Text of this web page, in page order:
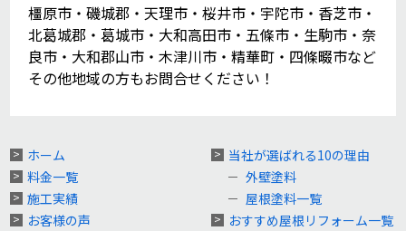
橿原市・磯城郡・天理市・桜井市・宇陀市・香芝市・
北葛城郡・葛城市・大和高田市・五條市・生駒市・奈
良市・大和郡山市・木津川市・精華町・四條畷市など
その他地域の方もお問合せください！
ホーム
料金一覧
施工実績
お客様の声
当社が選ばれる10の理由
外壁塗料
屋根塗料一覧
おすすめ屋根リフォーム一覧